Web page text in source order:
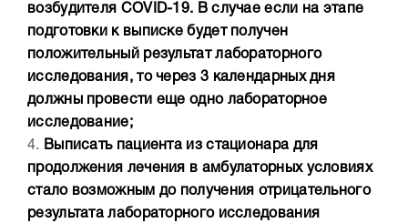
возбудителя COVID-19. В случае если на этапе
подготовки к выписке будет получен
положительный результат лабораторного
исследования, то через 3 календарных дня
должны провести еще одно лабораторное
исследование;
4.
Выписать пациента из стационара для
продолжения лечения в амбулаторных условиях
стало возможным до получения отрицательного
результата лабораторного исследования